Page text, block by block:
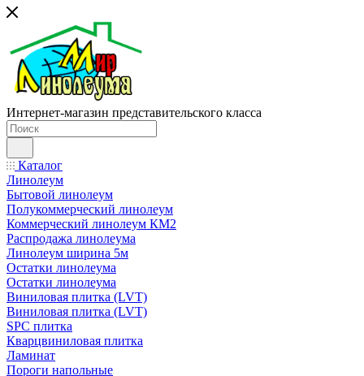
Интернет-магазин представительского класса
Каталог
Линолеум
Бытовой линолеум
Полукоммерческий линолеум
Коммерческий линолеум КМ2
Распродажа линолеума
Линолеум ширина 5м
Остатки линолеума
Остатки линолеума
Виниловая плитка (LVT)
Виниловая плитка (LVT)
SPC плитка
Кварцвиниловая плитка
Ламинат
Пороги напольные